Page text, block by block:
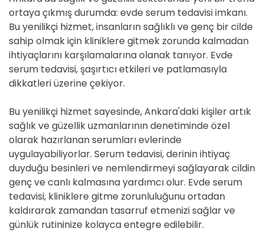
ortaya çıkmış durumda: evde serum tedavisi imkanı.
Bu yenilikçi hizmet, insanların sağlıklı ve genç bir cilde
sahip olmak için kliniklere gitmek zorunda kalmadan
ihtiyaçlarını karşılamalarına olanak tanıyor. Evde
serum tedavisi, şaşırtıcı etkileri ve patlamasıyla
dikkatleri üzerine çekiyor.
Bu yenilikçi hizmet sayesinde, Ankara'daki kişiler artık
sağlık ve güzellik uzmanlarının denetiminde özel
olarak hazırlanan serumları evlerinde
uygulayabiliyorlar. Serum tedavisi, derinin ihtiyaç
duyduğu besinleri ve nemlendirmeyi sağlayarak cildin
genç ve canlı kalmasına yardımcı olur. Evde serum
tedavisi, kliniklere gitme zorunluluğunu ortadan
kaldırarak zamandan tasarruf etmenizi sağlar ve
günlük rutininize kolayca entegre edilebilir.